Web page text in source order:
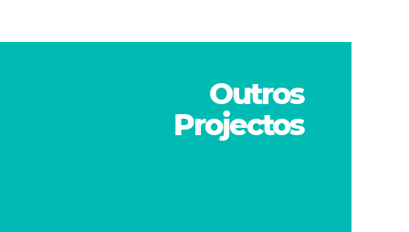
Outros
Projectos